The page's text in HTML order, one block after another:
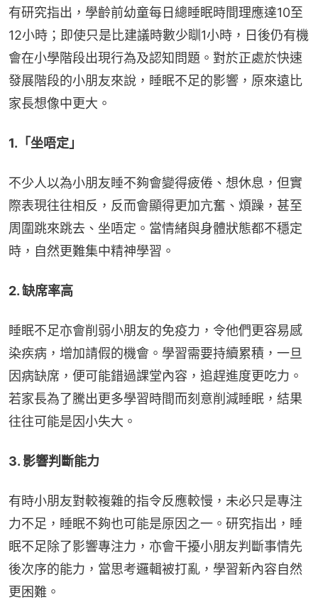
有研究指出，學齡前幼童每日總睡眠時間理應達10至
12小時；即使只是比建議時數少瞓1小時，日後仍有機
會在小學階段出現行為及認知問題。對於正處於快速
發展階段的小朋友來說，睡眠不足的影響，原來遠比
家長想像中更大。
1.「坐唔定」
不少人以為小朋友睡不夠會變得疲倦、想休息，但實
際表現往往相反，反而會顯得更加亢奮、煩躁，甚至
周圍跳來跳去、坐唔定。當情緒與身體狀態都不穩定
時，自然更難集中精神學習。
2. 缺席率高
睡眠不足亦會削弱小朋友的免疫力，令他們更容易感
染疾病，增加請假的機會。學習需要持續累積，一旦
因病缺席，便可能錯過課堂內容，追趕進度更吃力。
若家長為了騰出更多學習時間而刻意削減睡眠，結果
往往可能是因小失大。
3. 影響判斷能力
有時小朋友對較複雜的指令反應較慢，未必只是專注
力不足，睡眠不夠也可能是原因之一。研究指出，睡
眠不足除了影響專注力，亦會干擾小朋友判斷事情先
後次序的能力，當思考邏輯被打亂，學習新內容自然
更困難。